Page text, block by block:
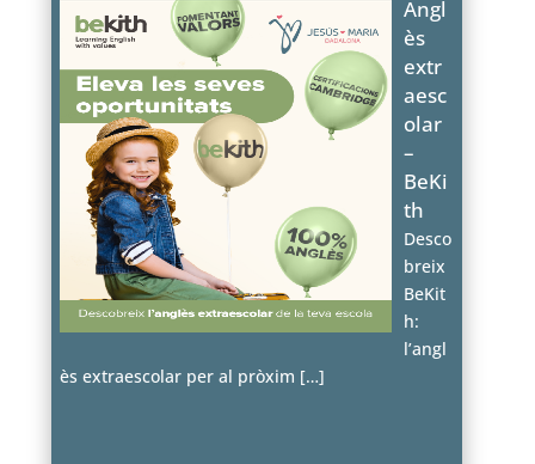
Angl
ès
extr
aesc
olar
–
BeKi
th
Desco
breix
BeKit
h:
l’angl
ès extraescolar per al pròxim […]